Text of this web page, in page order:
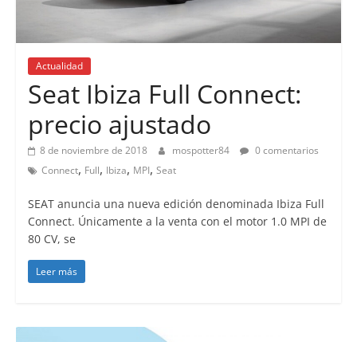
Actualidad
Seat Ibiza Full Connect:
precio ajustado
8 de noviembre de 2018 mospotter84
0 comentarios
Connect, Full, Ibiza, MPI, Seat
SEAT anuncia una nueva edición denominada Ibiza Full
Connect. Únicamente a la venta con el motor 1.0 MPI de
80 CV, se
Leer más